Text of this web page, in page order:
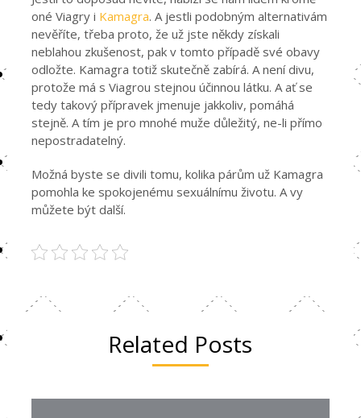
oné Viagry i Kamagra. A jestli podobným alternativám
nevěříte, třeba proto, že už jste někdy získali
neblahou zkušenost, pak v tomto případě své obavy
odložte. Kamagra totiž skutečně zabírá. A není divu,
protože má s Viagrou stejnou účinnou látku. A ať se
tedy takový přípravek jmenuje jakkoliv, pomáhá
stejně. A tím je pro mnohé muže důležitý, ne-li přímo
nepostradatelný.
Možná byste se divili tomu, kolika párům už Kamagra
pomohla ke spokojenému sexuálnímu životu. A vy
můžete být další.
Related Posts